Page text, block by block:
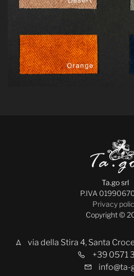
Ta.go srl
P.IVA
Privacy
Copyright ©
via della Stira 4, Santa
+39 0571
info@ta-